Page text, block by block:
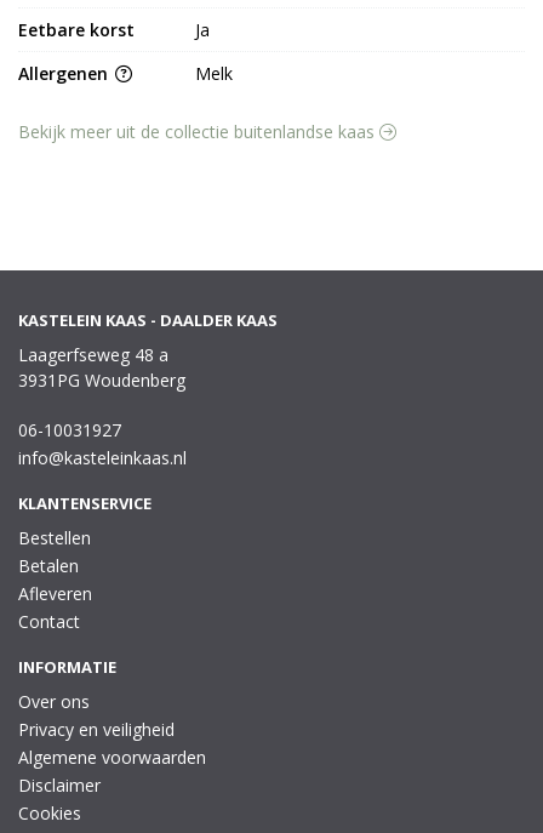
Eetbare korst
Ja
Allergenen
Melk
Bekijk meer uit de collectie buitenlandse kaas
KASTELEIN KAAS - DAALDER KAAS
Laagerfseweg 48 a
3931PG Woudenberg
06-10031927
info@kasteleinkaas.nl
KLANTENSERVICE
Bestellen
Betalen
Afleveren
Contact
INFORMATIE
Over ons
Privacy en veiligheid
Algemene voorwaarden
Disclaimer
Cookies